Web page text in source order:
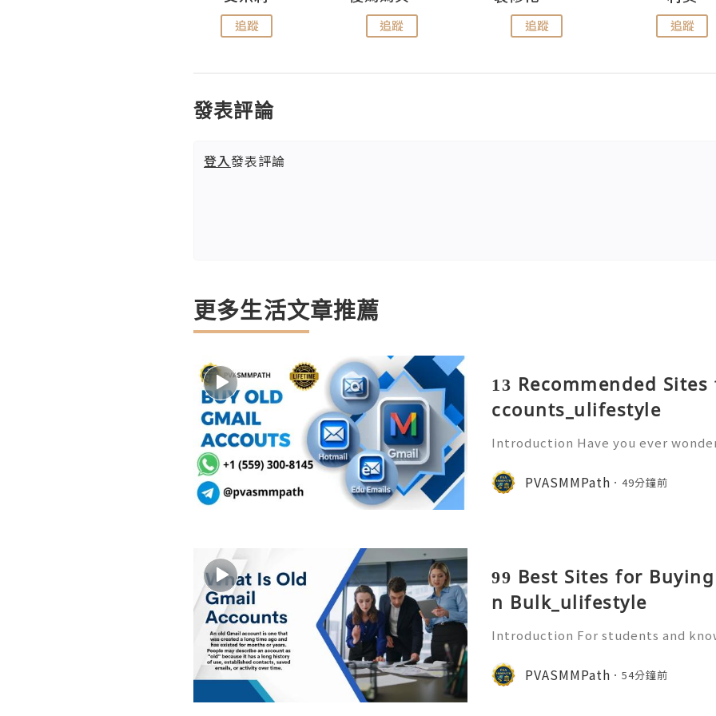
追蹤 追蹤 追蹤 追蹤
發表評論
登入發表評論
更多生活文章推薦
13 Recommended
ccounts_ulifestyle
Introduction Have you ever
o? An old Gmail account is far
t’s a repository of p
PVASMMPath 49分鐘前
99 Best Sites for
n Bulk_ulifestyle
Introduction For students and
hting entire pages (which rarely
"clip" of knowledge. T
PVASMMPath 54分鐘前